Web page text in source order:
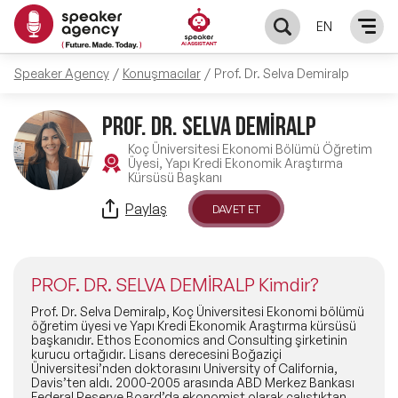
EN
KONUŞMACILAR
Yerel Konuşmacılar
Global Konuşmacılar
Exclusive Konuşmacılar
Tüm Konuşmacılar
KONULAR
Öne Çıkan Konular
Ünlü Konuşmacılar
İlham Veren Konuşmacılar
İlham Veren Kadın Konuşmacılar
ÇÖZÜMLER
Master Class Workshop
Akış Sunumu & Moderasyon
HAKKIMIZDA
Biz Kimiz?
BLOG
Speaker Agency Konuşmacılar Prof. Dr. Selva Demiralp
PROF. DR. SELVA DEMİRALP
Koç Üniversitesi Ekonomi Bölümü Öğretim
Üyesi, Yapı Kredi Ekonomik Araştırma
Kürsüsü Başkanı
Paylaş DAVET ET
PROF. DR. SELVA DEMİRALP Kimdir?
Prof. Dr. Selva Demiralp, Koç Üniversitesi Ekonomi bölümü
öğretim üyesi ve Yapı Kredi Ekonomik Araştırma kürsüsü
başkanıdır. Ethos Economics and Consulting şirketinin
kurucu ortağıdır. Lisans derecesini Boğaziçi
Üniversitesi’nden doktorasını University of California,
Davis’ten aldı. 2000-2005 arasında ABD Merkez Bankası